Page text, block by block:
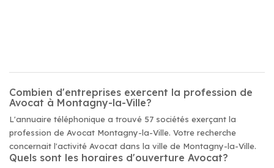
Combien d'entreprises exercent la profession de
Avocat à Montagny-la-Ville?
L'annuaire téléphonique a trouvé 57 sociétés exerçant la
profession de Avocat Montagny-la-Ville. Votre recherche
concernait l'activité Avocat dans la ville de Montagny-la-Ville.
Quels sont les horaires d'ouverture Avocat?